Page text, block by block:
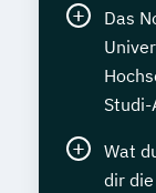
Das
Studi-
Wat
dir